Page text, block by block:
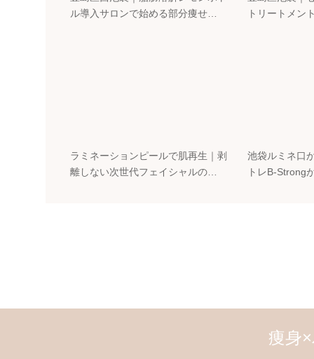
ル導入サロンで始める部分痩せ…
トリートメン
ラミネーションピールで肌再生｜剥
離しない次世代フェイシャルの…
池袋ルミネ口
トレB-Strong
痩身